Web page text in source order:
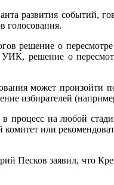
развития событий,
голосования.
решение о
решение о
может произойти
избирателей
процесс на любой
или
Песков заявил, что